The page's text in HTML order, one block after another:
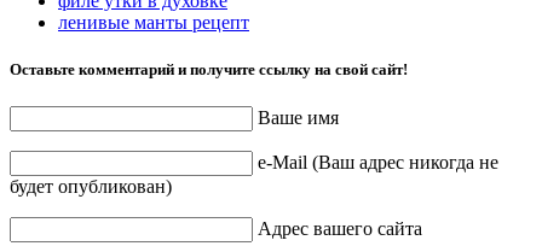
ленивые манты рецепт
Оставьте комментарий и получите ссылку на свой сайт!
Ваше имя
e-Mail (Ваш адрес никогда не
будет опубликован)
Адрес вашего сайта